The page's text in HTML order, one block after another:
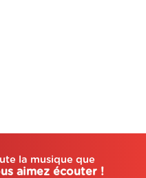
la musique que
aimez écouter !